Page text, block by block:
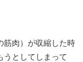
筋肉）が収縮した時
うとしてしまって